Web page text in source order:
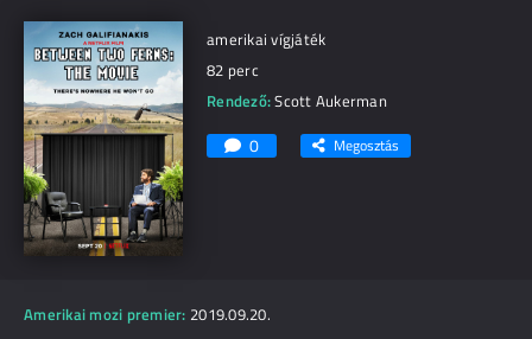
amerikai vígjáték
82 perc
Rendező:Scott Aukerman
0 Megosztás
Amerikai mozi premier: 2019.09.20.